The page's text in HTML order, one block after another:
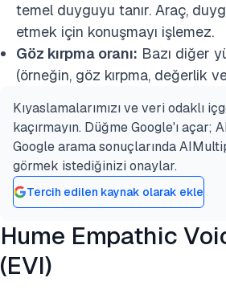
temel duyguyu tanır. Araç,
etmek için konuşmayı işlemez.
Göz kırpma oranı: Bazı diğer
(örneğin, göz kırpma, değerlik
Kıyaslamalarımızı ve veri odaklı
kaçırmayın. Düğme Google'ı açar;
Google arama sonuçlarında
görmek istediğinizi onaylar.
Tercih edilen kaynak olarak ekle
Hume Empathic
(EVI)